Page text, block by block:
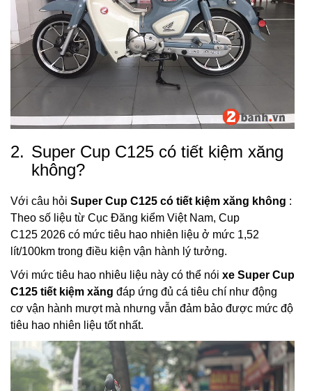
2. Super Cup C125 có tiết kiệm xăng
không?
Với câu hỏi Super Cup C125 có tiết kiệm xăng không :
Theo số liệu từ Cục Đăng kiểm Việt Nam, Cup
C125 2026 có mức tiêu hao nhiên liệu ở mức 1,52
lít/100km trong điều kiện vận hành lý tưởng.
Với mức tiêu hao nhiêu liệu này có thể nói xe Super Cup
C125 tiết kiệm xăng đáp ứng đủ cá tiêu chí như động
cơ vận hành mượt mà nhưng vẫn đảm bảo được mức độ
tiêu hao nhiên liệu tốt nhất.